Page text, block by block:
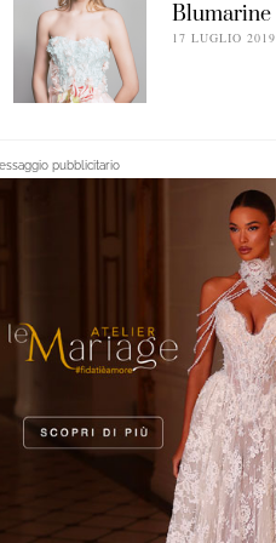
Blumarine
17 LUGLIO 2019
pubblicitario